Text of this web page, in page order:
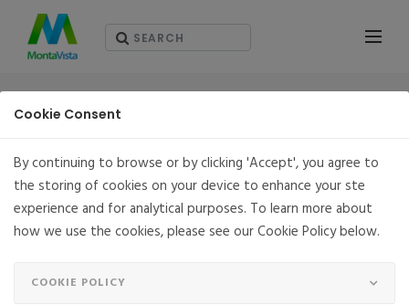
モンタビスタソフトウエアジャパン、CGX(キャリアグレ
ード・エクスプレス) 3.1の受注開始 Yoctoとの同期をよ
り緊密に
Cookie Consent
By continuing to browse or by clicking 'Accept', you agree to
the storing of cookies on your device to enhance your ste
experience and for analytical purposes. To learn more about
how we use the cookies, please see our Cookie Policy below.
COOKIE POLICY